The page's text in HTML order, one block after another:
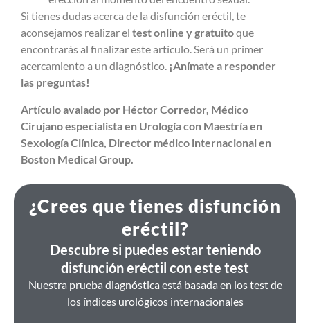
Si tienes dudas acerca de la disfunción eréctil, te
aconsejamos realizar el test online y gratuitoque
encontrarás al finalizar este artículo. Será un primer
acercamiento a un diagnóstico. ¡Anímate a responder
las preguntas!
Artículo avalado por Héctor Corredor, Médico
Cirujano especialista en Urología con Maestría en
Sexología Clínica, Director médico internacional en
Boston Medical Group.
¿Crees que tienes disfunción
eréctil?
Descubre si puedes estar teniendo
disfunción eréctil con este test
Nuestra prueba diagnóstica está basada en los test de
los índices urológicos internacionales